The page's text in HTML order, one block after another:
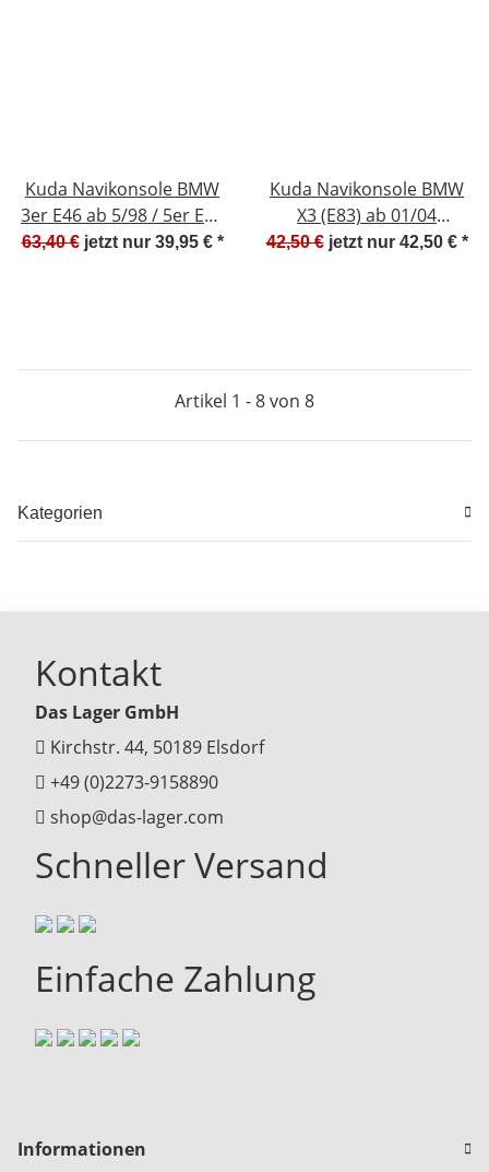
Kuda Navikonsole BMW
3er E46 ab 5/98 / 5er E39
ab 96 Mobilia /
63,40 € jetzt nur 39,95 € *
Kuda Navikonsole BMW
X3 (E83) ab 01/04
Kunstleder schwarz NEU
42,50 € jetzt nur 42,50 € *
Artikel 1 - 8 von 8
Kategorien
Kontakt
Das Lager GmbH
Kirchstr. 44, 50189 Elsdorf
+49 (0)2273-9158890
shop@das-lager.com
Schneller Versand
Einfache Zahlung
Informationen